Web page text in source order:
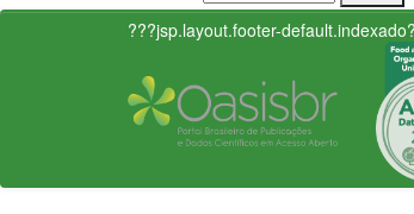
???jsp.layout.footer-